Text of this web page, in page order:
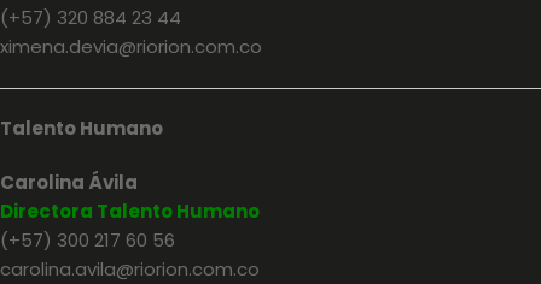
(+57) 320 884 23 44
ximena.devia@riorion.com.co
Talento Humano
Carolina Ávila
Directora Talento Humano
(+57) 300 217 60 56
carolina.avila@riorion.com.co